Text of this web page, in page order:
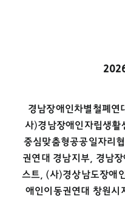
경남장애인차별철폐연
사)경남장애인자립생활
중심맞춤형공공일자리
권연대 경남지부, 경남
스트, (사)경상남도장애
애인이동권연대 창원시